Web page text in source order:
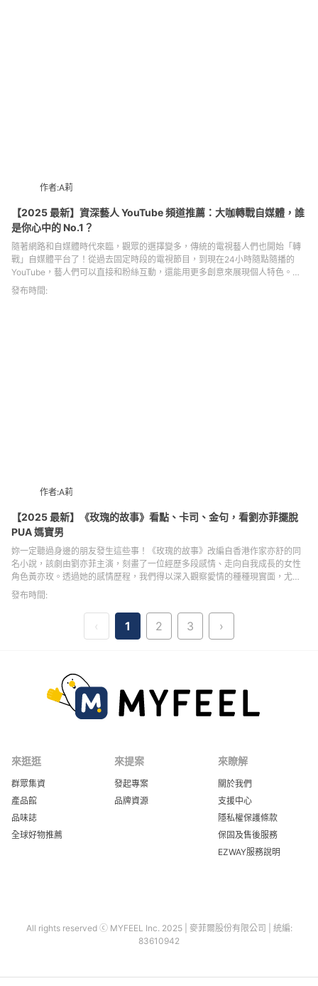
作者:A莉
【2025 最新】資深藝人 YouTube 頻道推薦：大咖轉戰自媒體，誰
是你心中的 No.1？
隨著網路和自媒體時代來臨，觀眾的選擇變多，傳統的電視藝人們也開始「轉
戰」自媒體平台了！從過去固定時段的電視節目，到現在24小時隨點隨播的
YouTube，藝人們可以直接和粉絲互動，還能用更多創意來展現個人特色。本
篇品味誌將解析為什麼電視藝人開始經營自媒體、分享3個資深藝人YouTube頻
道推薦，最後歸納出轉型自媒體成功的關鍵。
發布時間:
作者:A莉
【2025 最新】《玫瑰的故事》看點、卡司、金句，看劉亦菲擺脫
PUA 媽寶男
妳一定聽過身邊的朋友發生這些事！《玫瑰的故事》改編自香港作家亦舒的同
名小說，該劇由劉亦菲主演，刻畫了一位經歷多段感情、走向自我成長的女性
角色黃亦玫。透過她的感情歷程，我們得以深入觀察愛情的種種現實面，尤其
是在不斷學會愛自己、平衡愛與生活後所展現出的現代獨立女性之姿。本篇品
味誌將分享《玫瑰的故事》背景介紹、5大看點、演員角色介紹及金句分享等值
得一再回味的劇中亮點。
發布時間:
‹ 1 2 3 ›
來逛逛
群眾集資
產品館
品味誌
全球好物推薦
來提案
發起專案
品牌資源
來瞭解
關於我們
支援中心
隱私權保護條款
保固及售後服務
EZWAY服務說明
All rights reserved ⓒ MYFEEL Inc. 2025 | 麥菲爾股份有限公司 | 統編:
83610942